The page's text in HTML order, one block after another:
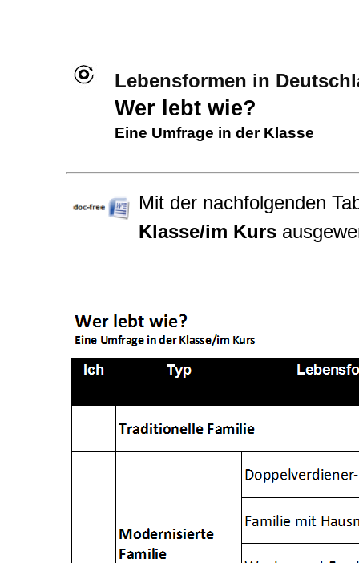
Lebensformen in
Wer lebt wie?
Eine Umfrage in der Klasse
Mit der nachfolgenden
Klasse/im Kurs